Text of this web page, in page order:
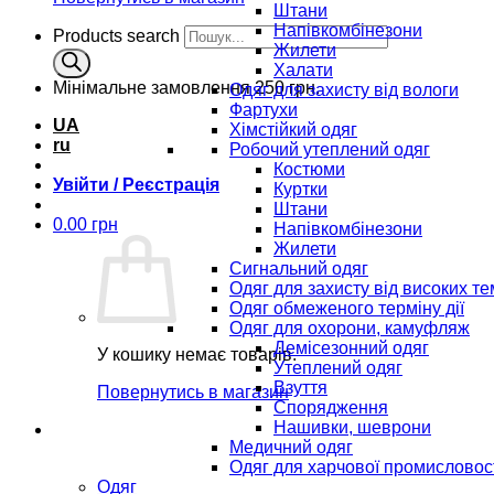
Products search
Мінімальне замовлення250 грн.
UA
ru
Увійти / Реєстрація
0.00 грн
У кошику немає товарів.
Повернутись в магазин
Штани
Напівкомбінезони
Жилети
Халати
Одяг для захисту від вологи
Фартухи
Хімстійкий одяг
Робочий утеплений одяг
Костюми
Куртки
Штани
Напівкомбінезони
Жилети
Сигнальний одяг
Одяг для захисту від високих
Одяг обмеженого терміну дії
Одяг для охорони, камуфляж
Демісезонний одяг
Утеплений одяг
Взуття
Спорядження
Нашивки, шеврони
Медичний одяг
Одяг для харчової
Одяг